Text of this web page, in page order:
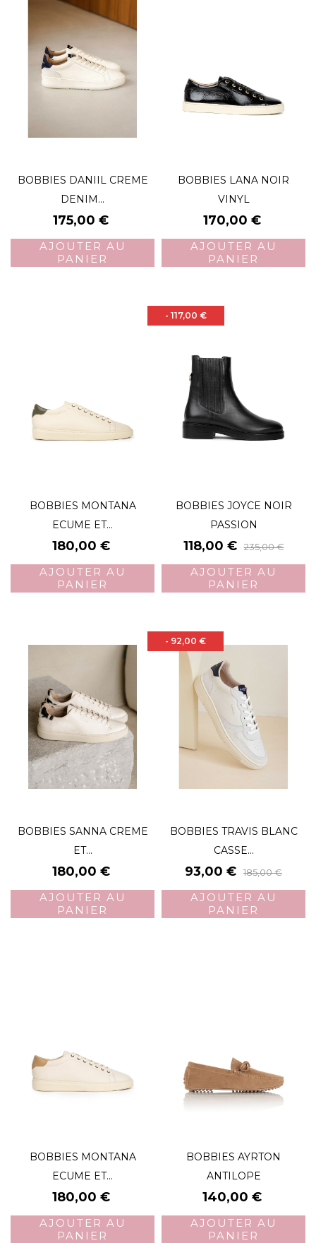
BOBBIES DANIIL CREME
DENIM...
Prix
175,00 €
AJOUTER AU
PANIER
BOBBIES LANA NOIR
VINYL
Prix
170,00 €
AJOUTER AU
PANIER
BOBBIES MONTANA
ECUME ET...
Prix
180,00 €
AJOUTER AU
PANIER
BOBBIES JOYCE NOIR
PASSION
Prix
118,00 € Prix
de
base
235,00 €
AJOUTER AU
PANIER
- 117,00 €
BOBBIES SANNA CREME
ET...
Prix
180,00 €
AJOUTER AU
PANIER
BOBBIES TRAVIS BLANC
CASSE...
Prix
93,00 € Prix
de
base
185,00 €
AJOUTER AU
PANIER
- 92,00 €
BOBBIES MONTANA
ECUME ET...
Prix
180,00 €
AJOUTER AU
PANIER
BOBBIES AYRTON
ANTILOPE
Prix
140,00 €
AJOUTER AU
PANIER